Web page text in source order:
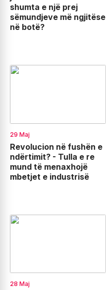
shumta e një prej
sëmundjeve më ngjitëse
në botë?
29 Maj
Revolucion në fushën e
ndërtimit? - Tulla e re
mund të menaxhojë
mbetjet e industrisë
28 Maj